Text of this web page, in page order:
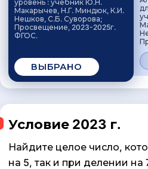
уровень : учебник Ю.Н.
Макарычев, Н.Г. Миндюк, К.И.
Нешков, С.Б. Суворова;
Просвещение, 2023-2025г.
ФГОС.
ВЫБРАНО
Условие 2023 г.
Найдите целое число,
на 5, так и при делении на